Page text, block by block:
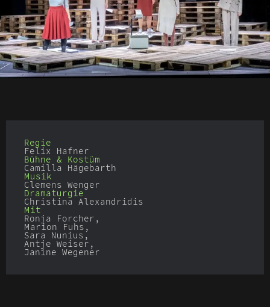
Regie
Felix Hafner
Bühne & Kostüm
Camilla Hägebarth
Musik
Clemens Wenger
Dramaturgie
Christina Alexandridis
Mit
Ronja Forcher,
Marion Fuhs,
Sara Nunius,
Antje Weiser,
Janine Wegener